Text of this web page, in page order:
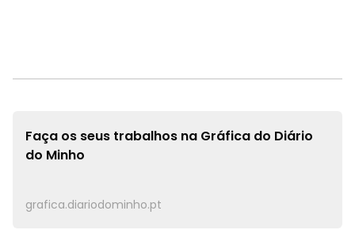
Faça os seus trabalhos na Gráfica do Diário
do Minho
grafica.diariodominho.pt